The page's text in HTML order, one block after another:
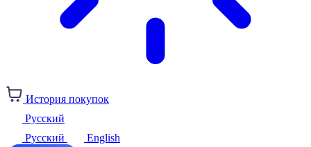
История покупок
Русский
Русский
English